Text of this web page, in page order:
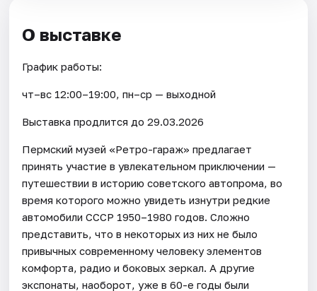
О выставке
График работы:
чт–вс 12:00–19:00, пн–ср — выходной
Выставка продлится до 29.03.2026
Пермский музей «Ретро-гараж» предлагает
принять участие в увлекательном приключении —
путешествии в историю советского автопрома, во
время которого можно увидеть изнутри редкие
автомобили СССР 1950–1980 годов. Сложно
представить, что в некоторых из них не было
привычных современному человеку элементов
комфорта, радио и боковых зеркал. А другие
экспонаты, наоборот, уже в 60-е годы были